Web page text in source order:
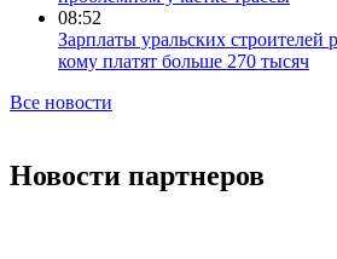
08:52
Зарплаты уральских строителей
кому платят больше 270 тысяч
Все новости
Новости партнеров